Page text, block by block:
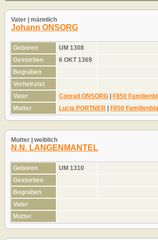
Vater | männlich
Johann ONSORG
Geboren
UM 1308
Gestorben
6 OKT 1369
Begraben
Verheiratet
Vater
Conrad ONSORG | F850
Mutter
Lucia PORTNER | F850
Mutter | weiblich
N.N. LANGENMANTEL
Geboren
UM 1310
Gestorben
Begraben
Vater
Mutter